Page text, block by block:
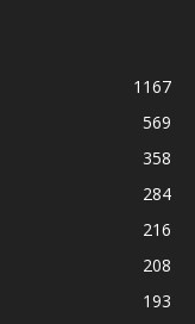
1167
569
358
284
216
208
193